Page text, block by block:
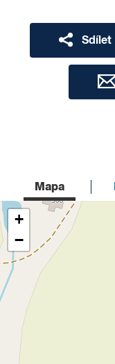
Sdílet
Mapa
+
−